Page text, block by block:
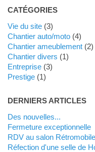
CATÉGORIES
Vie du site(3)
Chantier auto/moto(4)
Chantier ameublement(2)
Chantier divers (1)
Entreprise(3)
Prestige(1)
DERNIERS ARTICLES
Des nouvelles...
Fermeture exceptionnelle
RDV au salon
Réfection d'une selle de